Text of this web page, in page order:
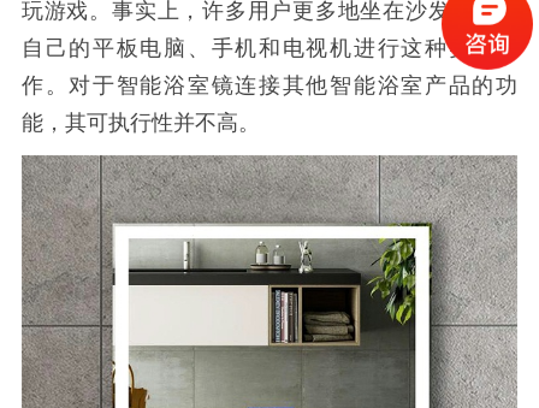
玩游戏。事实上，许多用户更多地坐在沙发上，为
自己的平板电脑、手机和电视机进行这种实际操
作。对于智能浴室镜连接其他智能浴室产品的功
能，其可执行性并不高。